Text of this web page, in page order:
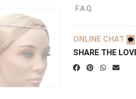
F.A.Q.
ONLINE CHAT
SHARE THE